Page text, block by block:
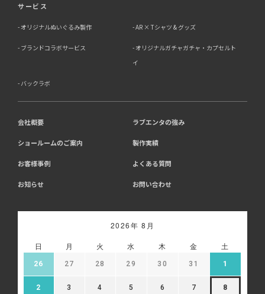
サービス
オリジナルぬいぐるみ製作 AR × Tシャツ & グッズ
ブランドコラボサービス
オリジナルガチャガチャ・カプセルト
イ
バックラボ
会社概要 ラブエンタの強み
ショールームのご案内 製作実績
お客様事例 よくある質問
お知らせ お問い合わせ
2026年 8月
日 月 火 水 木 金 土
26 27 28 29 30 31 1
2 3 4 5 6 7 8